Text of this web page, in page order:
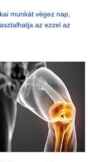
munkát végez nap,
az ezzel az